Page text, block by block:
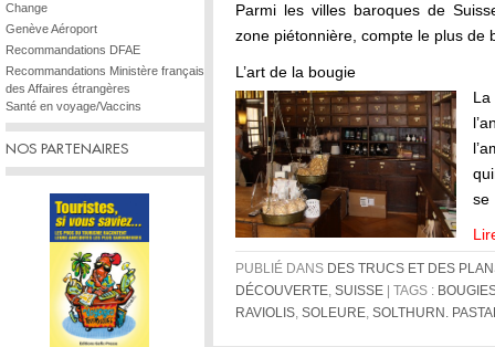
Change
Genève Aéroport
Recommandations DFAE
Recommandations Ministère français
des Affaires étrangères
Santé en voyage/Vaccins
NOS PARTENAIRES
Parmi les villes baroques de
zone piétonnière, compte le plus de
L’art de la bougie
PUBLIÉ DANS DES TRUCS ET DES
DÉCOUVERTE SUISSE | TAGS :
RAVIOLIS SOLEURE SOLTHURN.